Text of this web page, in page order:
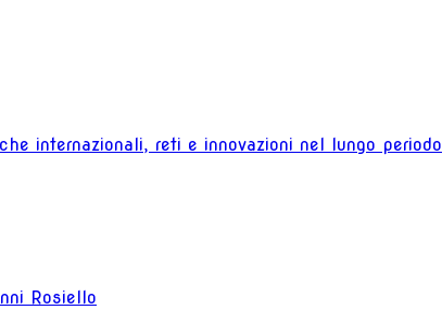
internazionali, reti e innovazioni nel lungo periodo
Rosiello